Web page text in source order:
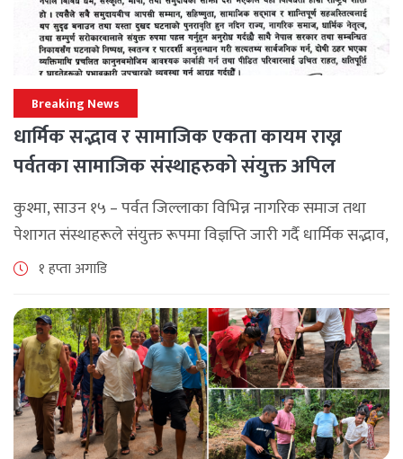
Breaking News
धार्मिक सद्भाव र सामाजिक एकता कायम राख्न
पर्वतका सामाजिक संस्थाहरुको संयुक्त अपिल
कुश्मा, साउन १५ – पर्वत जिल्लाका विभिन्न नागरिक समाज तथा
पेशागत संस्थाहरूले संयुक्त रूपमा विज्ञप्ति जारी गर्दै धार्मिक सद्भाव,
सामाजिक एकता र कानुनी शासन कायम राख्न सबै पक्षलाई संयमता
१ हप्ता अगाडि